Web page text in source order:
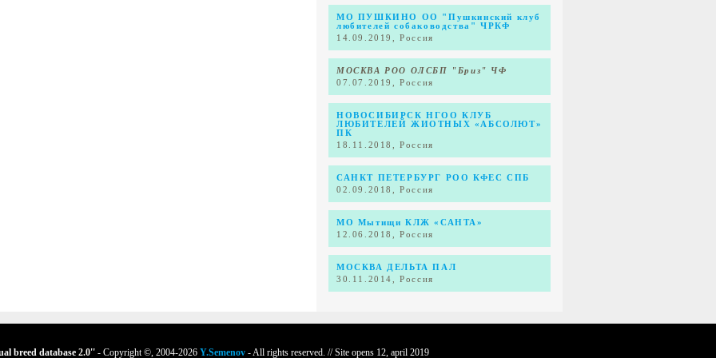
МО ПУШКИНО ОО "Пушкинский клуб
любителей собаководства" ЧРКФ
14.09.2019, Россия
МОСКВА РОО ОЛСБП "Бриз" ЧФ
07.07.2019, Россия
НОВОСИБИРСК НГОО КЛУБ
ЛЮБИТЕЛЕЙ ЖИОТНЫХ «АБСОЛЮТ»
ПК
18.11.2018, Россия
САНКТ ПЕТЕРБУРГ РОО КФЕС СПБ
02.09.2018, Россия
МО Мытищи КЛЖ «САНТА»
12.06.2018, Россия
МОСКВА ДЕЛЬТА ПАЛ
30.11.2014, Россия
breed database 2.0'' - Copyright ©, 2004-2026 Y.Semenov - All rights reserved. // Site opens 12, april 2019